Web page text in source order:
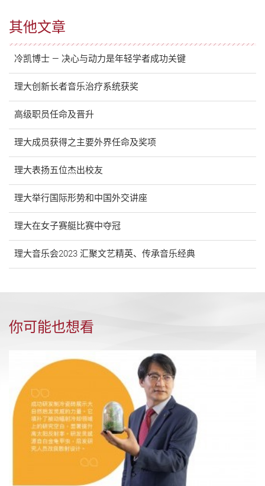
其他文章
冷凯博士 — 决心与动力是年轻学者成功关键
理大创新长者音乐治疗系统获奖
高级职员任命及晋升
理大成员获得之主要外界任命及奖项
理大表扬五位杰出校友
理大举行国际形势和中国外交讲座
理大在女子赛艇比赛中夺冠
理大音乐会2023 汇聚文艺精英、传承音乐经典
你可能也想看